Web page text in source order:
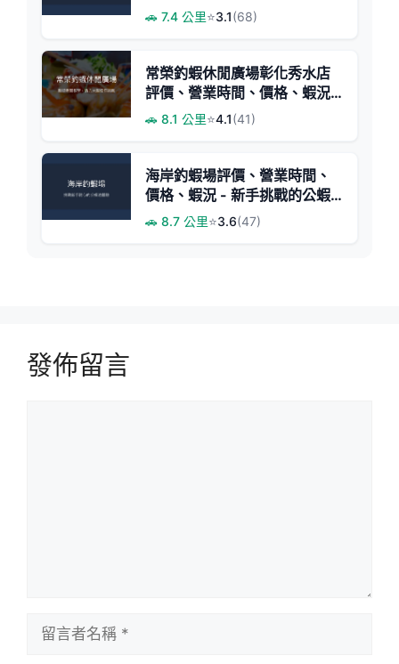
🚗 7.4 公里⭐3.1(68)
常榮釣蝦休閒廣場彰化秀水店
評價、營業時間、價格、蝦況 -
親切教學與休閒釣趣
🚗 8.1 公里⭐4.1(41)
海岸釣蝦場評價、營業時間、
價格、蝦況 - 新手挑戰的公蝦
🚗 8.7 公里⭐3.6(47)
發佈留言